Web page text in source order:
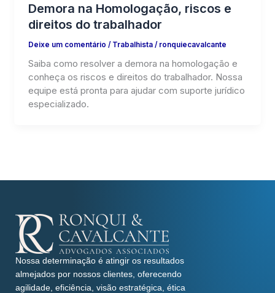
Demora na Homologação, riscos e
direitos do trabalhador
Deixe um comentário / Trabalhista/ ronquiecavalcante
Saiba como resolver a demora na homologação e
conheça os riscos e direitos do trabalhador. Nossa
equipe está pronta para ajudar com suporte jurídico
especializado.
Nossa determinação é atingir os resultados
almejados por nossos clientes, oferecendo
agilidade, eficiência, visão estratégica, ética